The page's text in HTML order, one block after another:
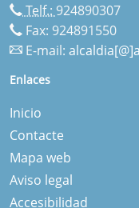
Telf.: 924890307
Fax: 924891550
E-mail:
Enlaces
Inicio
Contacte
Mapa web
Aviso legal
Accesibilidad